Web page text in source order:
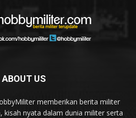
ABOUT US
memberikan berita militer
kisah nyata dalam dunia militer serta